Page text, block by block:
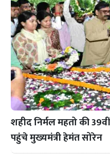
शहीद निर्मल महतो की
पहुंचे मुख्यमंत्री हेमंत सोरेन